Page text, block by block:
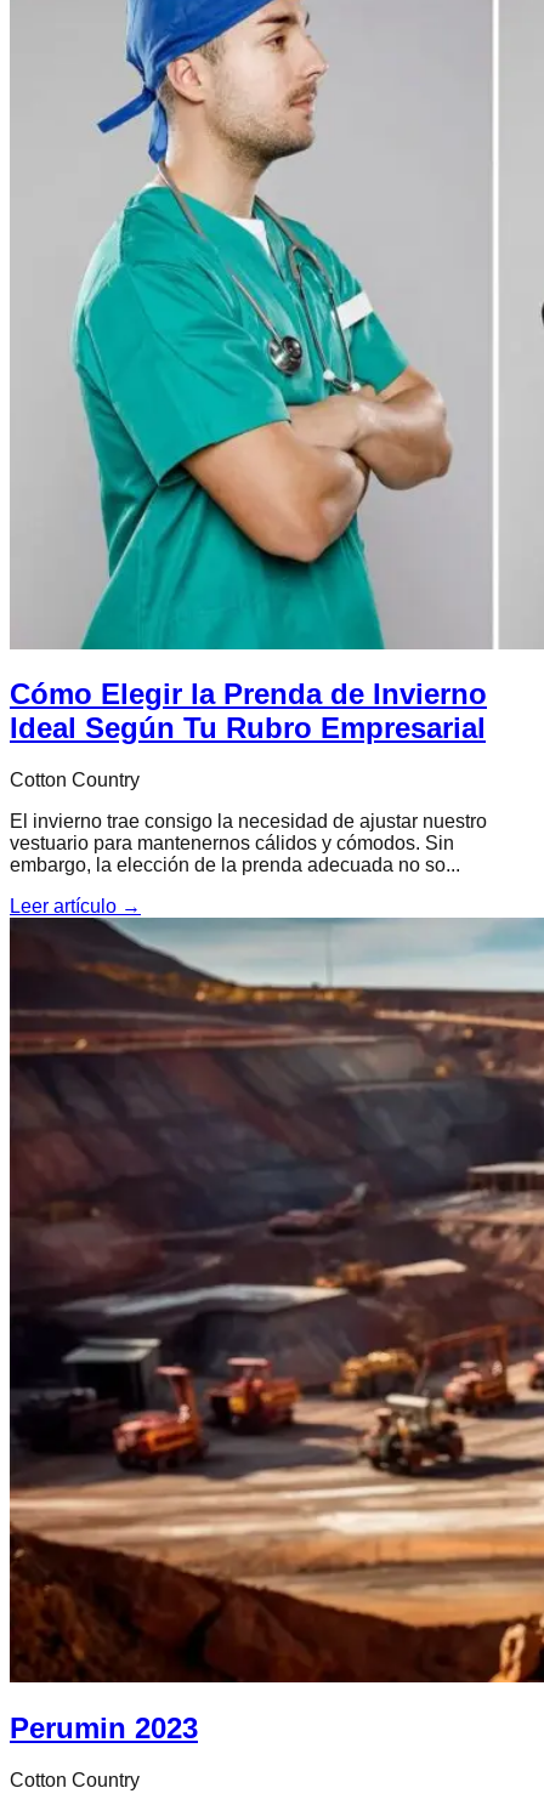
Cómo Elegir la Prenda de Invierno
Ideal Según Tu Rubro Empresarial
Cotton Country
El invierno trae consigo la necesidad de ajustar nuestro
vestuario para mantenernos cálidos y cómodos. Sin
embargo, la elección de la prenda adecuada no so...
Leer artículo →
Perumin 2023
Cotton Country